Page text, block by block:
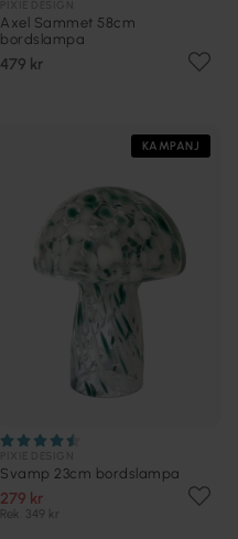
Axel Sammet 58cm
bordslampa
479 kr
KAMPANJ
Svamp 23cm bordslampa
279 kr
Rek. 349 kr